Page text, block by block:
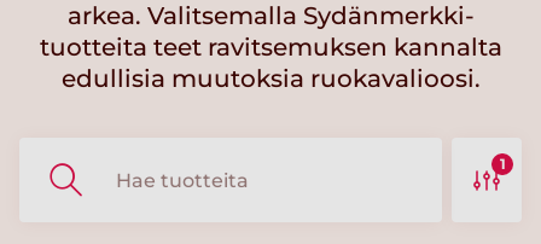
arkea. Valitsemalla Sydänmerkki-
tuotteita teet ravitsemuksen kannalta
edullisia muutoksia ruokavalioosi.
1